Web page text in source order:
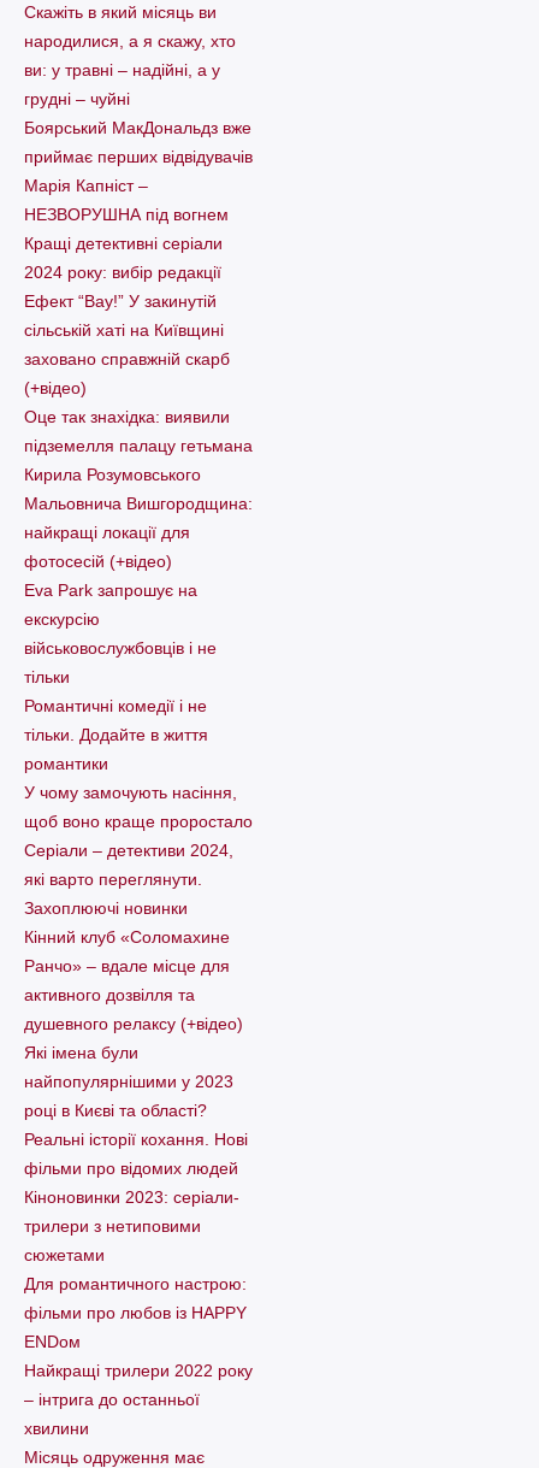
Скажіть в який місяць ви
народилися, а я скажу, хто
ви: у травні – надійні, а у
грудні – чуйні
Боярський МакДональдз вже
приймає перших відвідувачів
Марія Капніст –
НЕЗВОРУШНА під вогнем
Кращі детективні серіали
2024 року: вибір редакції
Ефект “Вау!” У закинутій
сільській хаті на Київщині
заховано справжній скарб
(+відео)
Оце так знахідка: виявили
підземелля палацу гетьмана
Кирила Розумовського
Мальовнича Вишгородщина:
найкращі локації для
фотосесій (+відео)
Eva Park запрошує на
екскурсію
військовослужбовців і не
тільки
Романтичні комедії і не
тільки. Додайте в життя
романтики
У чому замочують насіння,
щоб воно краще проростало
Серіали – детективи 2024,
які варто пеpеглянути.
Захоплюючі новинки
Кінний клуб «Соломахине
Ранчо» – вдале місце для
активного дозвілля та
душевного релаксу (+відео)
Які імена були
найпопулярнішими у 2023
році в Києві та області?
Реальні історії кохання. Нові
фільми про відомих людей
Кіноновинки 2023: серіали-
трилери з нетиповими
сюжетами
Для романтичного настрою:
фільми про любов із HAPPY
ENDом
Найкращі трилери 2022 року
– інтрига до останньої
хвилини
Місяць одруження має